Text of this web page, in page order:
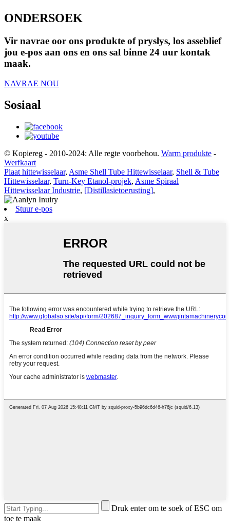
ONDERSOEK
Vir navrae oor ons produkte of pryslys, los asseblief
jou e-pos aan ons en ons sal binne 24 uur kontak
maak.
NAVRAE NOU
Sosiaal
© Kopiereg - 2010-2024: Alle regte voorbehou. Warm produkte -
Werfkaart
Plaat hittewisselaar, Asme Shell Tube Hittewisselaar, Shell & Tube
Hittewisselaar, Turn-Key Etanol-projek, Asme Spiraal
Hittewisselaar Industrie, [Distillasietoerusting],
Stuur e-pos
x
Druk enter om te soek of ESC om
toe te maak